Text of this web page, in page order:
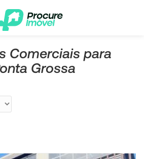
Comerciais para
Grossa